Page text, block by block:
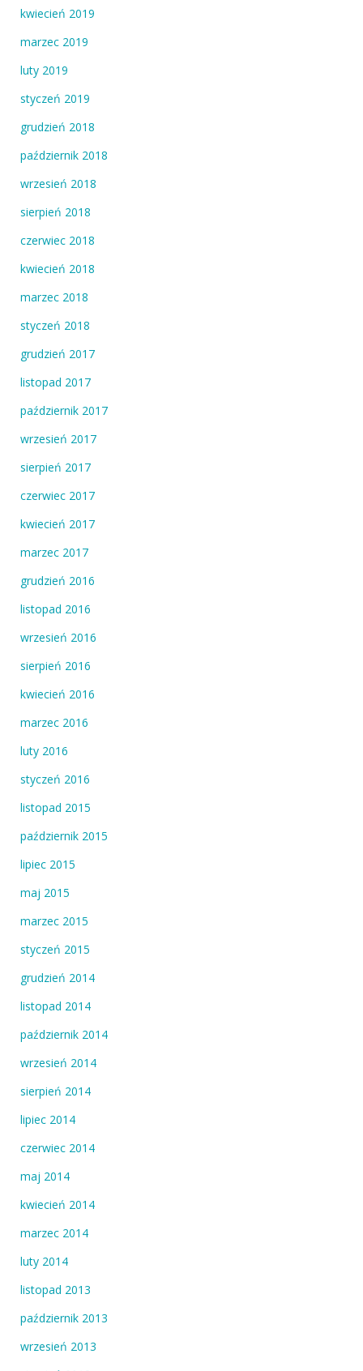
kwiecień 2019
marzec 2019
luty 2019
styczeń 2019
grudzień 2018
październik 2018
wrzesień 2018
sierpień 2018
czerwiec 2018
kwiecień 2018
marzec 2018
styczeń 2018
grudzień 2017
listopad 2017
październik 2017
wrzesień 2017
sierpień 2017
czerwiec 2017
kwiecień 2017
marzec 2017
grudzień 2016
listopad 2016
wrzesień 2016
sierpień 2016
kwiecień 2016
marzec 2016
luty 2016
styczeń 2016
listopad 2015
październik 2015
lipiec 2015
maj 2015
marzec 2015
styczeń 2015
grudzień 2014
listopad 2014
październik 2014
wrzesień 2014
sierpień 2014
lipiec 2014
czerwiec 2014
maj 2014
kwiecień 2014
marzec 2014
luty 2014
listopad 2013
październik 2013
wrzesień 2013